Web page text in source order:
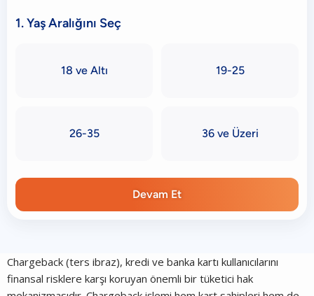
1. Yaş Aralığını Seç
18 ve Altı 19-25
26-35 36 ve Üzeri
Devam Et
Chargeback (ters ibraz), kredi ve banka kartı kullanıcılarını
finansal risklere karşı koruyan önemli bir tüketici hak